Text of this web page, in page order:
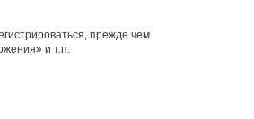
прежде чем
и т.п.